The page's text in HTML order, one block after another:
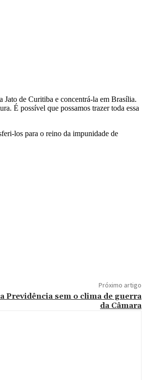
de Curitiba e concentrá-la em Brasília.
É possível que possamos trazer toda essa
los para o reino da impunidade de
Próximo artigo
Previdência sem o clima de guerra
da Câmara